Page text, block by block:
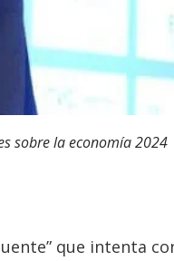
sobre la economía 2024
que intenta